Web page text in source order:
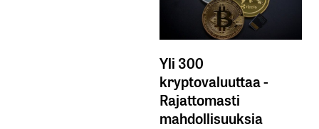
Yli 300
kryptovaluuttaa -
Rajattomasti
mahdollisuuksia